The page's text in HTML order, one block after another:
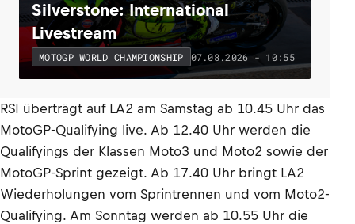
Silverstone: International
Livestream
MOTOGP WORLD CHAMPIONSHIP 07.08.2026 - 10:55
RSI überträgt auf LA2 am Samstag ab 10.45 Uhr das
MotoGP-Qualifying live. Ab 12.40 Uhr werden die
Qualifyings der Klassen Moto3 und Moto2 sowie der
MotoGP-Sprint gezeigt. Ab 17.40 Uhr bringt LA2
Wiederholungen vom Sprintrennen und vom Moto2-
Qualifying. Am Sonntag werden ab 10.55 Uhr die